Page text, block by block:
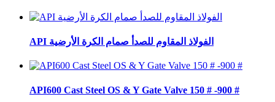
API الفولاذ المقاوم للصدأ صمام الكرة الأرضية
API600 Cast Steel OS & Y Gate Valve 150 # -900 #